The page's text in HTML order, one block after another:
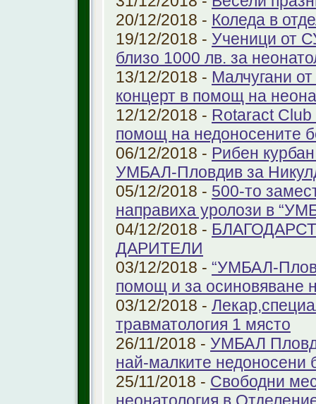
20/12/2018 - Коледа в
19/12/2018 - Ученици от
близо 1000 лв. за
13/12/2018 - Малчугани
концерт в помощ на
12/12/2018 - Rotaract Club
помощ на недоносените
06/12/2018 - Рибен
УМБАЛ-Пловдив за
05/12/2018 - 500-то
направиха уролози в
04/12/2018 -
ДАРИТЕЛИ
03/12/2018 - “УМБАЛ-
помощ и за осиновяване
03/12/2018 -
травматология 1 място
26/11/2018 - УМБАЛ
най-малките недоносени
25/11/2018 - Свободни